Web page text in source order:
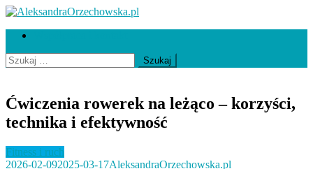
Skip
content
AleksandraOrzechowska.pl
loud street dance
Szukaj:
Ćwiczenia rowerek na leżąco – korzyści,
technika i efektywność
Fitness i ruch
2026-02-092025-03-17AleksandraOrzechowska.pl